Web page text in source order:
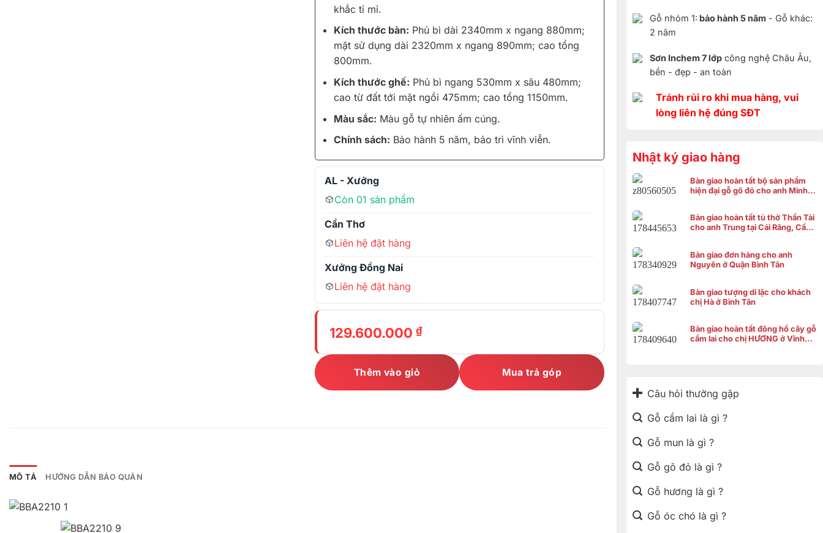
Gỗ nhóm 1: bảo hành 5 năm- Gỗ khác:
2 năm
Sơn Inchem 7 lớpcông nghệ Châu Âu,
bền - đẹp - an toàn
Tránh rủi ro khi mua hàng, vui
lòng liên hệ đúng SĐT
Nhật ký giao hàng
Bàn giao hoàn tất bộ sản phẩm
hiện đại gỗ gõ đỏ cho anh Minh ở
Bàn giao hoàn tất tủ thờ Thần Tài
cho anh Trung tại Cái Răng, Cần
Bàn giao đơn hàng cho anh
Nguyên ở Quận Bình Tân
Bàn giao tượng di lặc cho khách
chị Hà ở Bình Tân
Bàn giao hoàn tất đông hồ cây gỗ
cẩm lai cho chị HƯƠNG ở Vĩnh
Câu hỏi thường gặp
Gỗ cẩm lai là gì ?
Gỗ mun là gì ?
Gỗ gõ đỏ là gì ?
Gỗ hương là gì ?
Gỗ óc chó là gì ?
khắc tỉ mỉ.
Kích thước bàn: Phủ bì dài 2340mm x ngang 880mm;
mặt sử dụng dài 2320mm x ngang 890mm; cao tổng
800mm.
Kích thước ghế: Phủ bì ngang 530mm x sâu 480mm;
cao từ đất tới mặt ngồi 475mm; cao tổng 1150mm.
Màu sắc: Màu gỗ tự nhiên ấm cúng.
Chính sách: Bảo hành 5 năm, bảo trì vĩnh viễn.
AL - Xưởng
Còn 01 sản phẩm
Cần Thơ
Liên hệ đặt hàng
Xưởng Đồng Nai
Liên hệ đặt hàng
129.600.000 ₫
Thêm vào giỏ Mua trả góp
MÔ TẢ HƯỚNG DẪN BẢO QUẢN